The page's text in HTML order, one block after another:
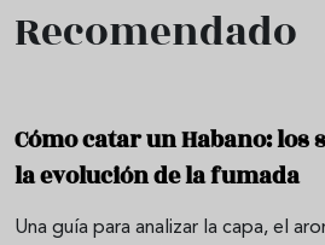
Recomendado
Cómo catar un Habano: los
la evolución de la fumada
Una guía para analizar la capa, el